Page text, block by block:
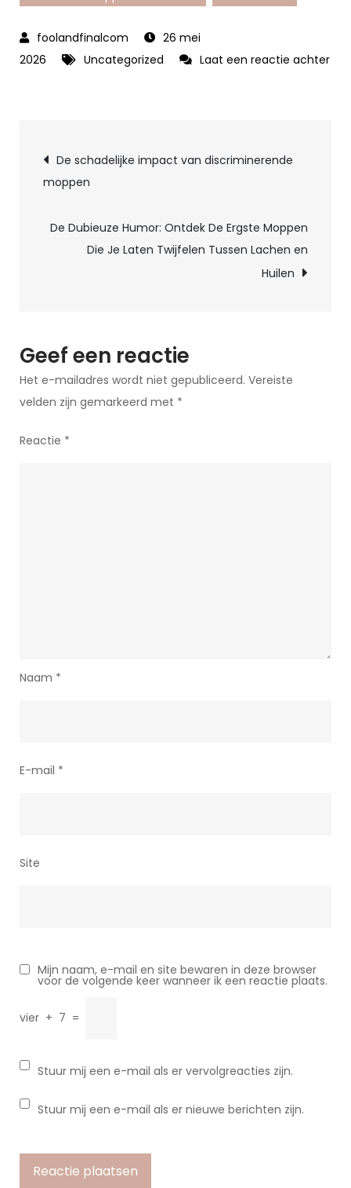
26 mei
2026
Uncategorized
Laat een reactie achter
Volwassen
Moppen
Raadsels
Denkplezier
Berichtnavigatie
De schadelijke impact van discriminerende
moppen
De Dubieuze Humor: Ontdek De Ergste Moppen
Die Je Laten Twijfelen Tussen Lachen en
Huilen
Geef een reactie
Het e-mailadres wordt niet gepubliceerd. Vereiste
velden zijn gemarkeerd met *
Reactie *
Naam *
E-mail *
Site
Mijn naam, e-mail en site bewaren in deze browser
voor de volgende keer wanneer ik een reactie plaats.
vier + 7 =
Stuur mij een e-mail als er vervolgreacties zijn.
Stuur mij een e-mail als er nieuwe berichten zijn.